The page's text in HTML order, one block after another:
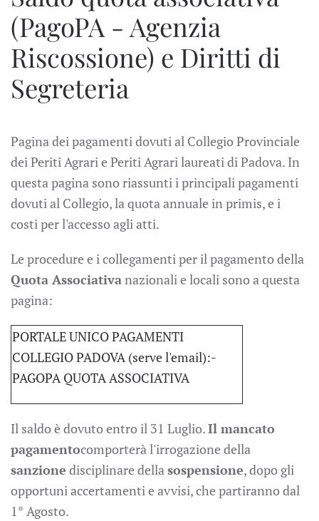
(PagoPA - Agenzia
Riscossione) e Diritti di
Segreteria
Pagina dei pagamenti dovuti al Collegio Provinciale
dei Periti Agrari e Periti Agrari laureati di Padova. In
questa pagina sono riassunti i principali pagamenti
dovuti al Collegio, la quota annuale in primis, e i
costi per l'accesso agli atti.
Le procedure e i collegamenti per il pagamento della
Quota Associativanazionali e locali sono a questa
pagina:
PORTALE UNICO PAGAMENTI
COLLEGIO PADOVA (serve l'email):-
PAGOPA QUOTA ASSOCIATIVA
Il saldo è dovuto entro il 31 Luglio.Il mancato
pagamentocomporterà l'irrogazione della
sanzione disciplinare dellasospensione, dopo gli
opportuni accertamenti e avvisi, che partiranno dal
1° Agosto.